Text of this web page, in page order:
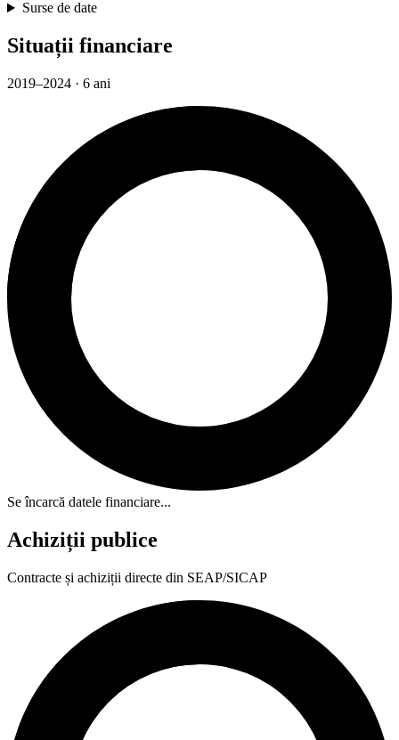
Surse de date
Situații financiare
2019–2024 · 6 ani
Se încarcă datele financiare...
Achiziții publice
Contracte și achiziții directe din SEAP/SICAP